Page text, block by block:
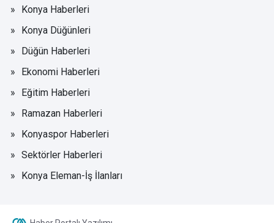
Konya Haberleri
Konya Düğünleri
Düğün Haberleri
Ekonomi Haberleri
Eğitim Haberleri
Ramazan Haberleri
Konyaspor Haberleri
Sektörler Haberleri
Konya Eleman-İş İlanları